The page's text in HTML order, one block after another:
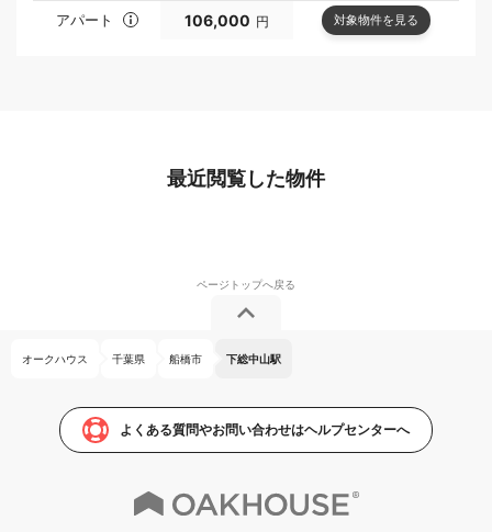
アパート
106,000 円 対象物件を見る
最近閲覧した物件
オークハウス 千葉県 船橋市 下総中山駅
よくある質問やお問い合わせはヘルプセンターへ